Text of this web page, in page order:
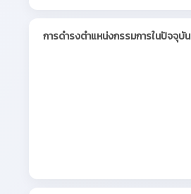
การดำรงตำแหน่งกรรมการในปัจจุบัน